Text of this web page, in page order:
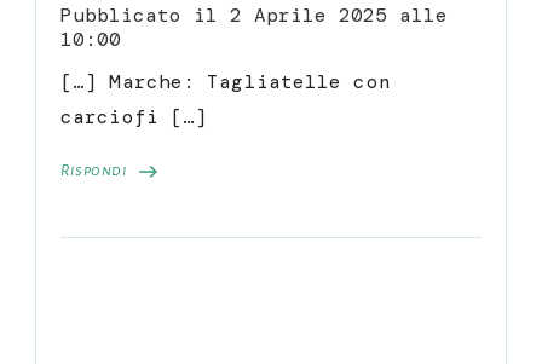
Pubblicato il 2 Aprile 2025 alle
10:00
Rispondi
[…] Marche: Tagliatelle con
carciofi […]